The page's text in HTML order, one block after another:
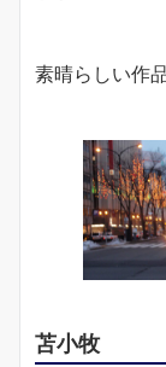
素晴らしい作
苫小牧